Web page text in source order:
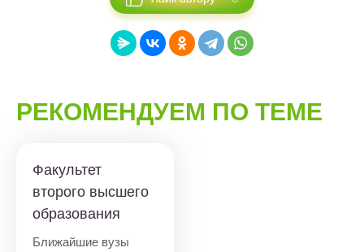
РЕКОМЕНДУЕМ ПО ТЕМЕ
Факультет
второго высшего
образования
Ближайшие вузы